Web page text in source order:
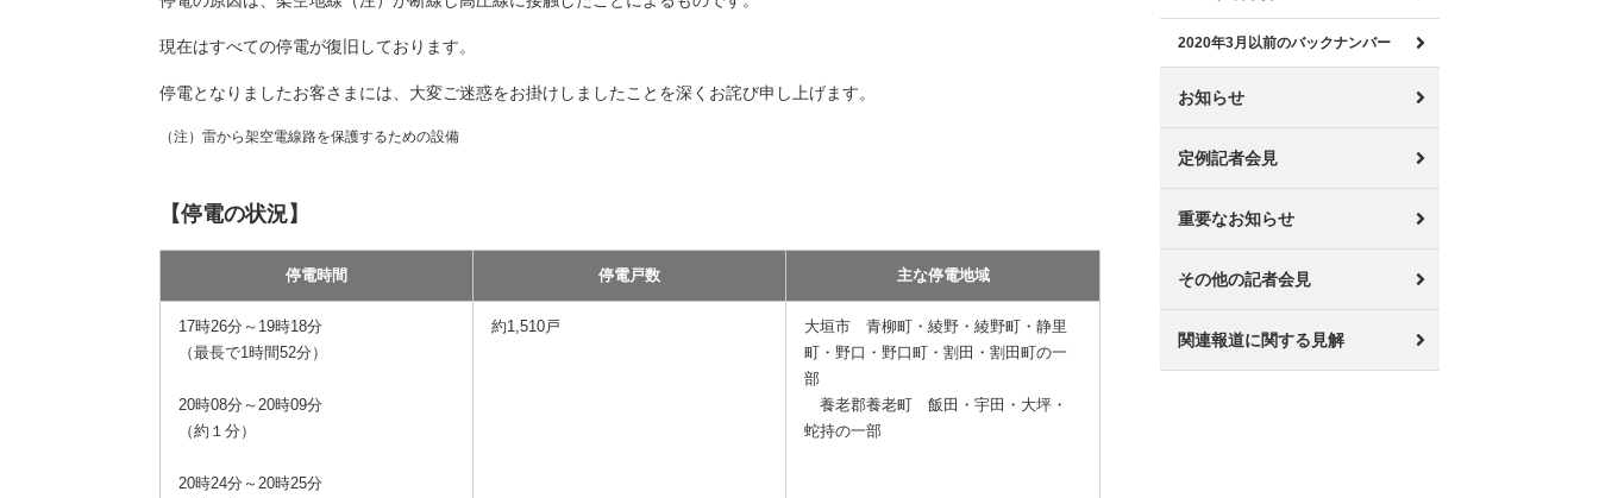
現在はすべての停電が復旧しております。
停電となりましたお客さまには、大変ご迷惑をお掛けしましたことを深くお詫び申し上げます。
（注）雷から架空電線路を保護するための設備
【停電の状況】
停電時間 停電戸数 主な停電地域
17時26分～19時18分
（最長で1時間52分）
20時08分～20時09分
（約１分）
20時24分～20時25分
約1,510戸
大垣市 青柳町・綾野・綾野町・静里
町・野口・野口町・割田・割田町の一
部
養老郡養老町 飯田・宇田・大坪・
蛇持の一部
2020年3月以前のバックナンバー
お知らせ
定例記者会見
重要なお知らせ
その他の記者会見
関連報道に関する見解